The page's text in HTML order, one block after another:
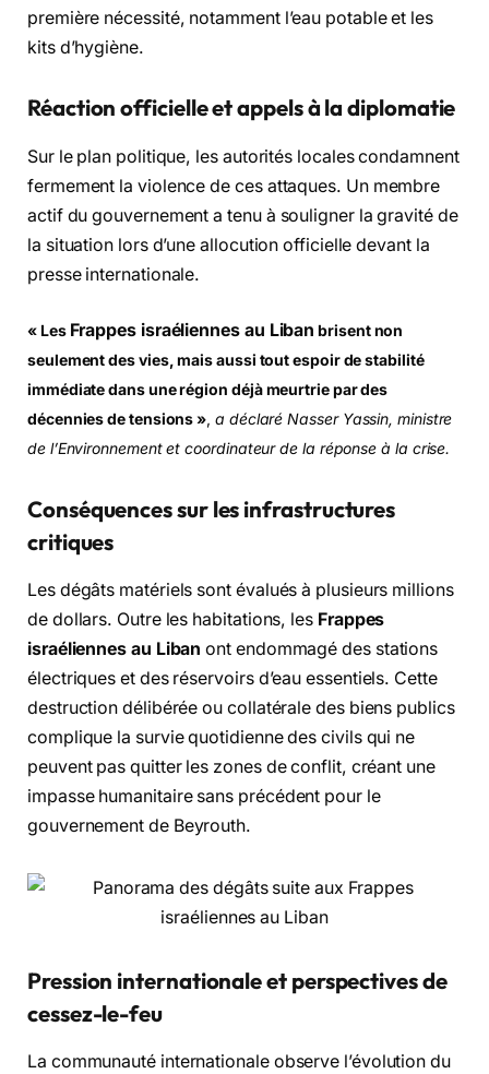
première nécessité, notamment l’eau potable et les
kits d’hygiène.
Réaction officielle et appels à la diplomatie
Sur le plan politique, les autorités locales condamnent
fermement la violence de ces attaques. Un membre
actif du gouvernement a tenu à souligner la gravité de
la situation lors d’une allocution officielle devant la
presse internationale.
« Les Frappes israéliennes au Liban brisent non
seulement des vies, mais aussi tout espoir de stabilité
immédiate dans une région déjà meurtrie par des
décennies de tensions »,a déclaré Nasser Yassin, ministre
de l’Environnement et coordinateur de la réponse à la crise.
Conséquences sur les infrastructures
critiques
Les dégâts matériels sont évalués à plusieurs millions
de dollars. Outre les habitations, les Frappes
israéliennes au Liban ont endommagé des stations
électriques et des réservoirs d’eau essentiels. Cette
destruction délibérée ou collatérale des biens publics
complique la survie quotidienne des civils qui ne
peuvent pas quitter les zones de conflit, créant une
impasse humanitaire sans précédent pour le
gouvernement de Beyrouth.
Pression internationale et perspectives de
cessez-le-feu
La communauté internationale observe l’évolution du